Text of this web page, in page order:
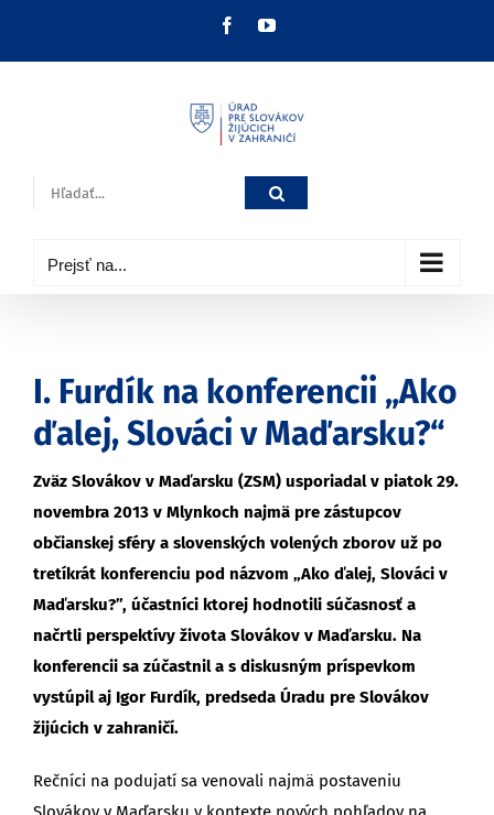
FacebookYouTube
Hľadať:
Prejsť na...
I. Furdík na konferencii „Ako
ďalej, Slováci v Maďarsku?“
Zväz Slovákov v Maďarsku (ZSM) usporiadal v piatok 29.
novembra 2013 v Mlynkoch najmä pre zástupcov
občianskej sféry a slovenských volených zborov už po
tretíkrát konferenciu pod názvom „Ako ďalej, Slováci v
Maďarsku?”, účastníci ktorej hodnotili súčasnosť a
načrtli perspektívy života Slovákov v Maďarsku. Na
konferencii sa zúčastnil a s diskusným príspevkom
vystúpil aj Igor Furdík, predseda Úradu pre Slovákov
žijúcich v zahraničí.
Rečníci na podujatí sa venovali najmä postaveniu